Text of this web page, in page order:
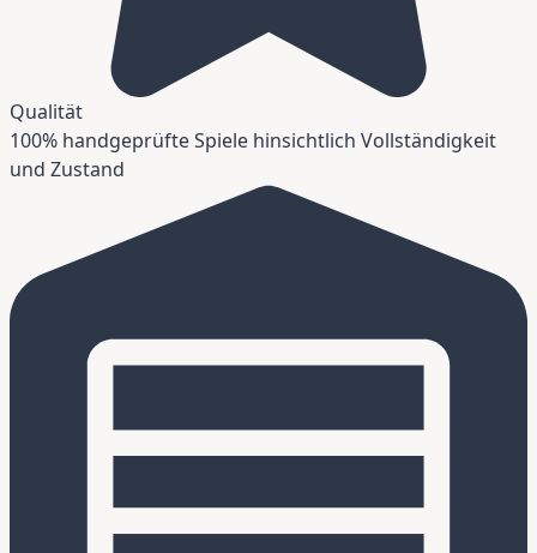
Qualität
100% handgeprüfte Spiele hinsichtlich Vollständigkeit
und Zustand